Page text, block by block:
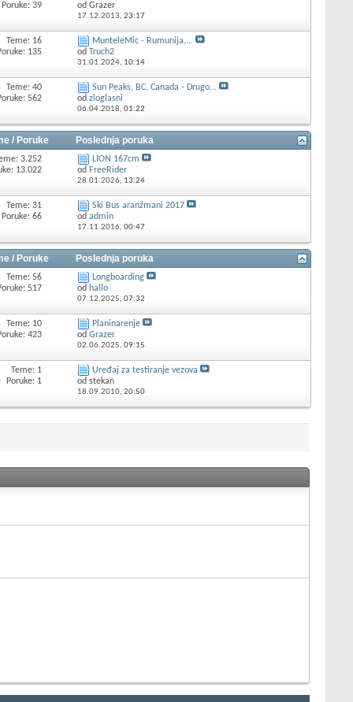
Poruke: 39
od Grazer
17.12.2013, 23:17
Teme: 16
135
MunteleMic - Rumunija,...
od Truch2
31.01.2024, 10:14
Teme: 40
562
Sun Peaks, BC, Canada - Drugo...
od zloglasni
06.04.2018, 01:22
/ Poruke Poslednja poruka
3.252
13.022
LION 167cm
od FreeRider
28.01.2026, 13:24
Teme: 31
Poruke: 66
Ski Bus aranžmani 2017
od admin
17.11.2016, 00:47
/ Poruke Poslednja poruka
Teme: 56
517
Longboarding
od hallo
07.12.2025, 07:32
Teme: 10
423
Planinarenje
od Grazer
02.06.2025, 09:15
Teme: 1
Poruke: 1
Uređaj za testiranje vezova
od stekan
18.09.2010, 20:50